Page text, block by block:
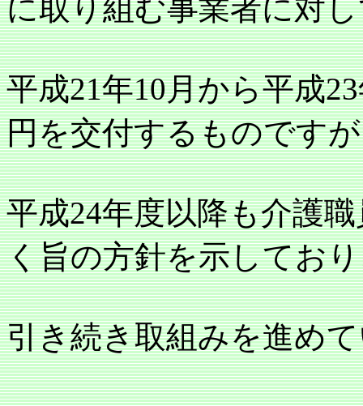
に取り組む事業者に対
平成21年10月から平成23
円を交付するものです
平成24年度以降も介護
く旨の方針を示してお
引き続き取組みを進め